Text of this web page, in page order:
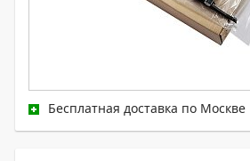
Бесплатная доставка по Москве